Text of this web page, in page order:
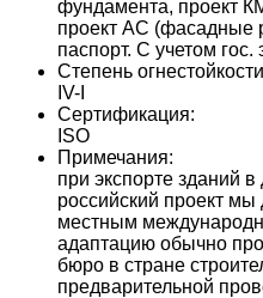
фундамента, проект
проект АС (фасадные
паспорт. С учетом гос.
Степень
IV-I
Сертификация:
ISO
Примечания:
при экспорте зданий
российский проект мы
местным
адаптацию обычно
бюро в стране
предварительной